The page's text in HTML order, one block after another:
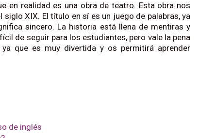
en realidad es una obra de teatro. Esta obra nos
XIX. El título en sí es un juego de palabras, ya
sincero. La historia está llena de mentiras y
de seguir para los estudiantes, pero vale la pena
que es muy divertida y os permitirá aprender
de inglés